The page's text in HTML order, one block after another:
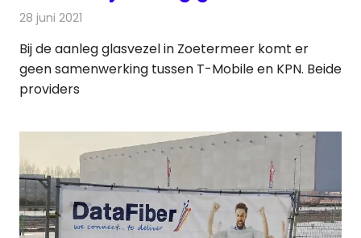
28 juni 2021
Bij de aanleg glasvezel in Zoetermeer komt er
geen samenwerking tussen T-Mobile en KPN. Beide
providers